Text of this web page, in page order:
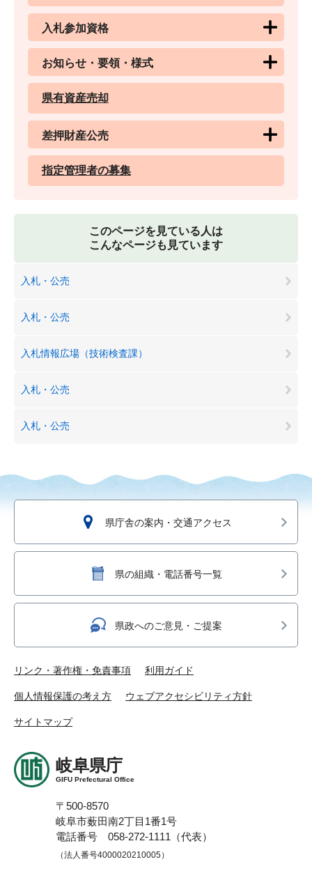
入札参加資格
お知らせ・要領・様式
県有資産売却
差押財産公売
指定管理者の募集
このページを見ている人は
こんなページも見ています
入札・公売
入札・公売
入札情報広場（技術検査課）
入札・公売
入札・公売
県庁舎の案内・交通アクセス
県の組織・電話番号一覧
県政へのご意見・ご提案
リンク・著作権・免責事項 利用ガイド
個人情報保護の考え方 ウェブアクセシビリティ方針
サイトマップ
岐阜県庁
GIFU Prefectural Office
〒500-8570
岐阜市薮田南2丁目1番1号
電話番号 058-272-1111（代表）
（法人番号4000020210005）